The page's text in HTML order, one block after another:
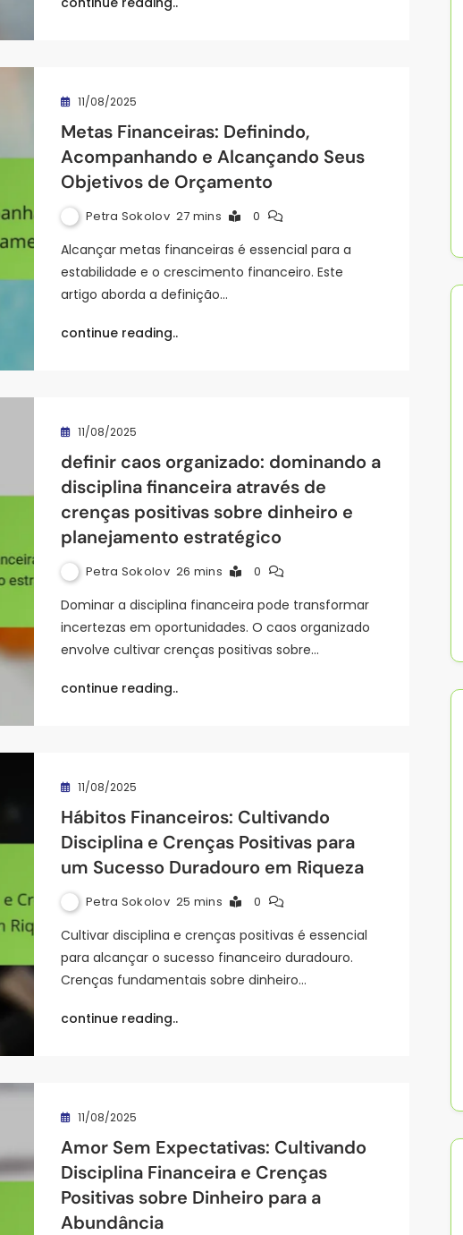
11/08/2025
Metas Financeiras: Definindo,
Acompanhando e Alcançando Seus
Objetivos de Orçamento
Petra Sokolov 27 mins 0
Alcançar metas financeiras é essencial para a
estabilidade e o crescimento financeiro. Este
artigo aborda a definição…
continue reading..
11/08/2025
definir caos organizado: dominando a
disciplina financeira através de
crenças positivas sobre dinheiro e
planejamento estratégico
Petra Sokolov 26 mins 0
Dominar a disciplina financeira pode transformar
incertezas em oportunidades. O caos organizado
envolve cultivar crenças positivas sobre…
continue reading..
11/08/2025
Hábitos Financeiros: Cultivando
Disciplina e Crenças Positivas para
um Sucesso Duradouro em Riqueza
Petra Sokolov 25 mins 0
Cultivar disciplina e crenças positivas é essencial
para alcançar o sucesso financeiro duradouro.
Crenças fundamentais sobre dinheiro…
continue reading..
11/08/2025
Amor Sem Expectativas: Cultivando
Disciplina Financeira e Crenças
Positivas sobre Dinheiro para a
Abundância